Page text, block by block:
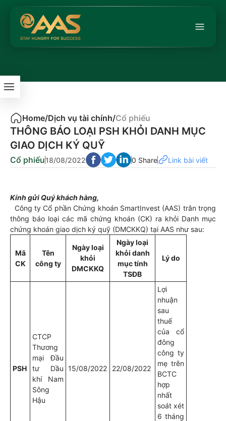
Home/Dịch vụ tài chính/Cổ phiếu
THÔNG BÁO LOẠI PSH KHỎI DANH MỤC
GIAO DỊCH KÝ QUỸ
Cổ phiếu18/08/2022 0 Share Link bài viết
Kính gửi Quý khách hàng,
Công ty Cổ phần Chứng khoán SmartInvest (AAS) trân trọng
thông báo loại các mã chứng khoán (CK) ra khỏi Danh mục
chứng khoán giao dịch ký quỹ (DMCKKQ) tại AAS như sau:
Mã
CK
Tên
công ty
Ngày loại
khỏi
DMCKKQ
Ngày loại
khỏi danh
mục tính
TSĐB
Lý do
PSH
CTCP
Thương
mại Đầu
tư Dầu
khí Nam
Sông
Hậu
15/08/2022 22/08/2022
Lợi
nhuận
sau
thuế
của cổ
đông
công ty
mẹ trên
BCTC
hợp
nhất
soát xét
6 tháng